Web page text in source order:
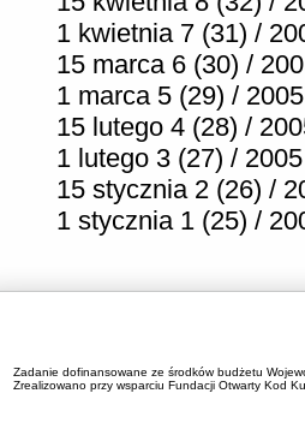
1 kwietnia 7 (31) /
15 marca 6 (30) /
1 marca 5 (29) / 2005
15 lutego 4 (28) /
1 lutego 3 (27) / 2005
15 stycznia 2 (26) /
1 stycznia 1 (25) /
Zadanie dofinansowane ze środków budżetu
Zrealizowano przy wsparciu Fundacji Otwarty Kod